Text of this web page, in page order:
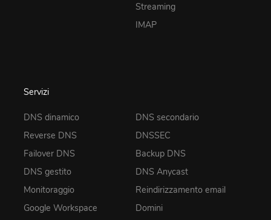
Streaming
IMAP
Servizi
DNS dinamico
Reverse DNS
Failover DNS
DNS gestito
Monitoraggio
Google Workspace
DNS secondario
DNSSEC
Backup DNS
DNS Anycast
Reindirizzamento email
Domini